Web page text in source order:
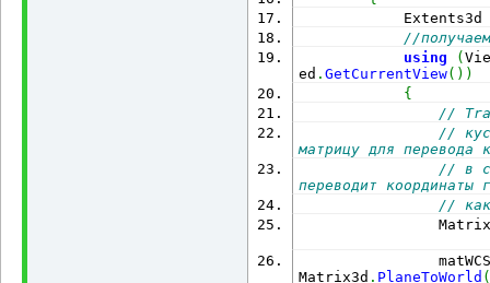
Extents3d
//
using
(
ed .GetCurrentView( ) )
{
//
//
матрицу для перевода
// в
переводит координаты
// как
Matrix3d
Matrix3d . PlaneToWorld